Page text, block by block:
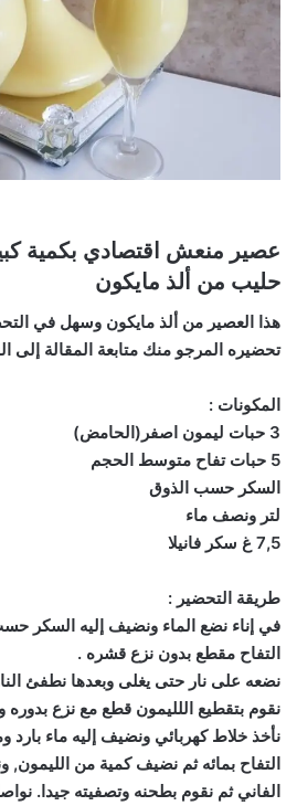
عصير منعش اقتصادي بكمية
حليب من ألذ مايكون
هذا العصير من ألذ مايكون وسهل في
تحضيره المرجو منك متابعة المقالة إلى
المكونات :
3 حبات ليمون اصفر(الحامض)
5 حبات تفاح متوسط الحجم
السكر حسب الذوق
لتر ونصف ماء
7,5 غ سكر فانيلا
طريقة التحضير :
في إناء نضع الماء ونضيف إليه السكر
التفاح مقطع بدون نزع قشره .
نضعه على نار حتى يغلى وبعدها نطفئ
نقوم بتقطيع اللليمون قطع مع نزع بدوره
نأخذ خلاط كهربائي ونضيف إليه ماء
التفاح بمائه ثم نضيف كمية من
الفاني ثم نقوم بطحنه وتصفيته جيدا.